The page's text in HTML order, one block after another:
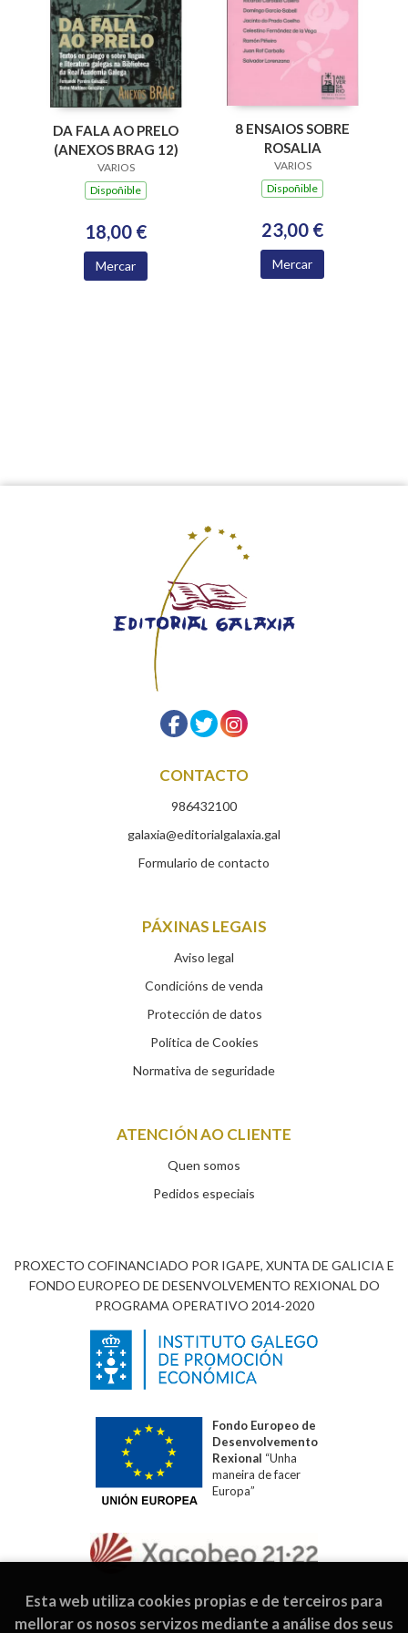
DA FALA AO PRELO
(ANEXOS BRAG 12)
VARIOS
Dispoñible
18,00 €
Mercar
8 ENSAIOS SOBRE
ROSALIA
VARIOS
Dispoñible
23,00 €
Mercar
CONTACTO
986432100
galaxia@editorialgalaxia.gal
Formulario de contacto
PÁXINAS LEGAIS
Aviso legal
Condicións de venda
Protección de datos
Política de Cookies
Normativa de seguridade
ATENCIÓN AO CLIENTE
Quen somos
Pedidos especiais
PROXECTO COFINANCIADO POR IGAPE, XUNTA DE GALICIA E
FONDO EUROPEO DE DESENVOLVEMENTO REXIONAL DO
PROGRAMA OPERATIVO 2014-2020
Fondo Europeo de
Desenvolvemento
Rexional “Unha
maneira de facer
Europa”
Esta web utiliza cookies propias e de terceiros para
mellorar os nosos servizos mediante a análise dos seus